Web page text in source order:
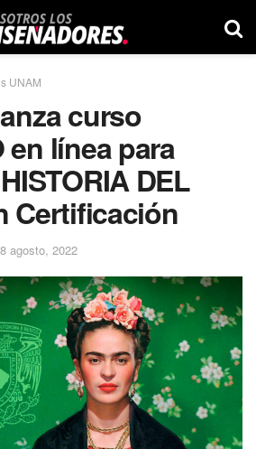
UNAM
curso
en línea para
DEL
Certificación
agosto, 2022